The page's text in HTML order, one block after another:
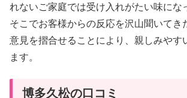
れないご家庭では受け入れがたい味にな
そこでお客様からの反応を沢山聞いてき
意見を摺合せることにより、親しみやす
ます。
博多久松の口コミ